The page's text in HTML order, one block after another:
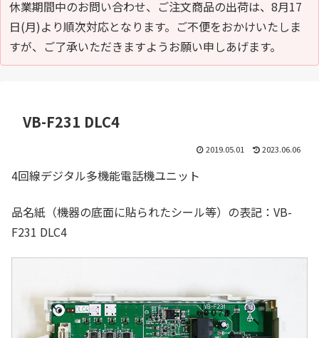
休業期間中のお問い合わせ、ご注文商品の出荷は、8月17
日(月)より順次対応となります。ご不便をおかけいたしま
すが、ご了承いただきますようお願い申しあげます。
VB-F231 DLC4
2019.05.01 2023.06.06
4回線デジタル多機能電話機ユニット
品名紙（機器の底面に貼られたシール等）の表記：VB-
F231 DLC4